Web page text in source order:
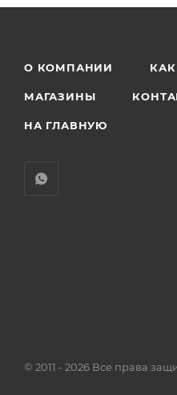
О КОМПАНИИ
МАГАЗИНЫ
НА ГЛАВНУЮ
© 2011 - 2026 Все права